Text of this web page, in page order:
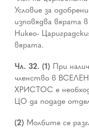
Условие за
изповядва вярата
Никео-
вярата.
Чл. 32. (1) При
членство в
ХРИСТОС е
ЦО да подаде
(2) Молбите се